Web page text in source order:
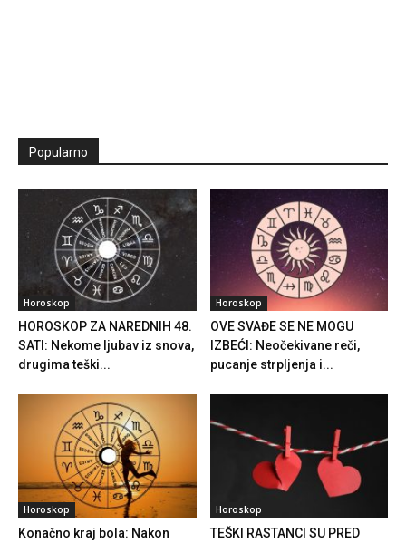
Popularno
Horoskop
HOROSKOP ZA NAREDNIH 48.
SATI: Nekome ljubav iz snova,
drugima teški...
Horoskop
OVE SVAĐE SE NE MOGU
IZBEĆI: Neočekivane reči,
pucanje strpljenja i...
Horoskop
Konačno kraj bola: Nakon
Horoskop
TEŠKI RASTANCI SU PRED